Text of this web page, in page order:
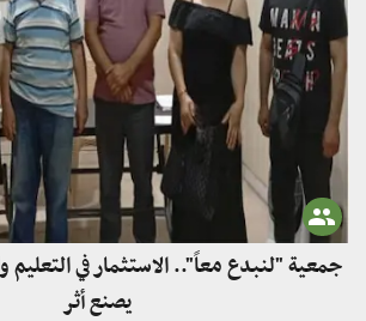
جمعية "لنبدع معاً".. الاستثمار في
يصنع أثر